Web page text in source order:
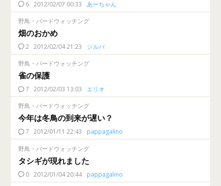
6 2012/02/07 00:33 あーちゃん
野鳥・バードウォッチング
畑のおかめ
2 2012/02/04 21:23 ジルバ
野鳥・バードウォッチング
雀の保護
7 2012/02/03 13:03 エリオ
野鳥・バードウォッチング
今年は冬鳥の到来が遅い？
7 2012/01/11 22:43 pappagalino
野鳥・バードウォッチング
タシギが現れました
0 2012/01/04 20:44 pappagalino